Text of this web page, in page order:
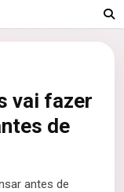
vai fazer
de
antes de